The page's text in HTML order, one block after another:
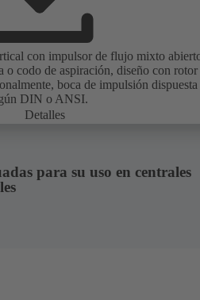
con impulsor de flujo mixto
o codo de aspiración, diseño con rotor
boca de impulsión dispuesta
DIN o ANSI.
Detalles
para su uso en centrales